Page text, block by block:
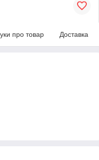
про товар Доставка